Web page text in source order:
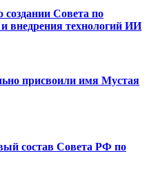
создании Совета по
внедрения технологий ИИ
присвоили имя Мустая
состав Совета РФ по